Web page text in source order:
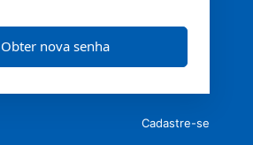
Cadastre-se